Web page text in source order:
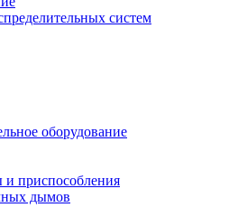
систем
оборудование
приспособления
дымов